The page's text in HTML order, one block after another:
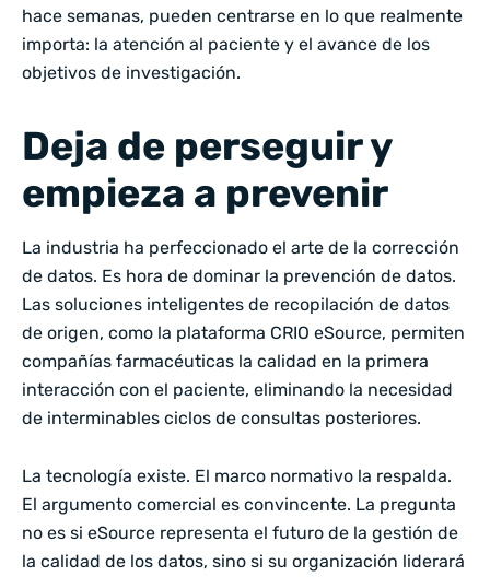
hace semanas, pueden centrarse en lo que realmente
importa: la atención al paciente y el avance de los
objetivos de investigación.
Deja de perseguir y
empieza a prevenir
La industria ha perfeccionado el arte de la corrección
de datos. Es hora de dominar la prevención de datos.
Las soluciones inteligentes de recopilación de datos
de origen, como la plataforma CRIO eSource, permiten
compañías farmacéuticas la calidad en la primera
interacción con el paciente, eliminando la necesidad
de interminables ciclos de consultas posteriores.
La tecnología existe. El marco normativo la respalda.
El argumento comercial es convincente. La pregunta
no es si eSource representa el futuro de la gestión de
la calidad de los datos, sino si su organización liderará